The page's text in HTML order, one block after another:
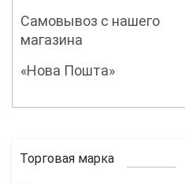
Самовывоз с нашего
магазина
«Нова Пошта»
Торговая марка